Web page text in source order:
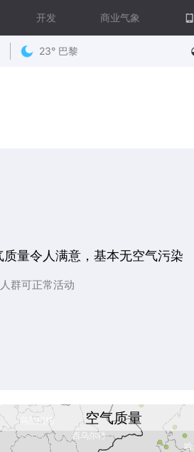
开发 商业气象
23° 巴黎
质量令人满意，基本无空气污染
群可正常活动
空气质量